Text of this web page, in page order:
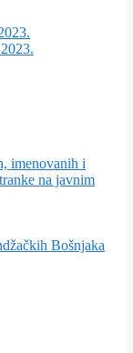
imenovanih i
na javnim
Bošnjaka